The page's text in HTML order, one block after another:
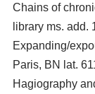
Chains of
library ms. add.
Expanding/
Paris, BN lat.
Hagiography